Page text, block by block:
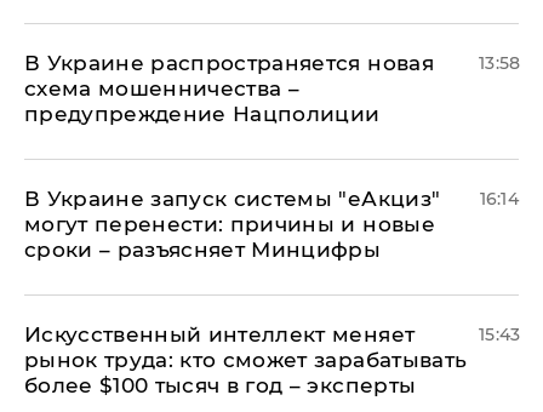
В Украине распространяется новая
схема мошенничества –
предупреждение Нацполиции
13:58
В Украине запуск системы "еАкциз"
могут перенести: причины и новые
сроки – разъясняет Минцифры
16:14
Искусственный интеллект меняет
рынок труда: кто сможет зарабатывать
более $100 тысяч в год – эксперты
15:43